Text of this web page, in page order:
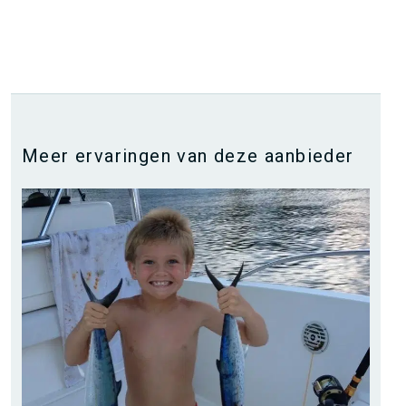
Meer ervaringen van deze aanbieder